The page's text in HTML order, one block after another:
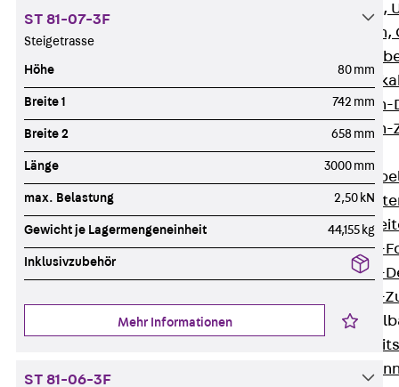
G Gitterbahn,
GI
GTD
GTDW
Gitterbahnen-
Kabelleitern
LGG
LGGS
Kabelleitern-
Kabelleitern-
Kabelleitern-
WPL
ST 81-07-3F
Steigetrasse
Höhe 80 mm
Breite 1 742 mm
Breite 2 658 mm
Länge 3000 mm
max. Belastung 2,50 kN
Gewicht je Lagermengeneinheit 44,155 kg
Inklusivzubehör
Mehr Informationen
ST 81-06-3F